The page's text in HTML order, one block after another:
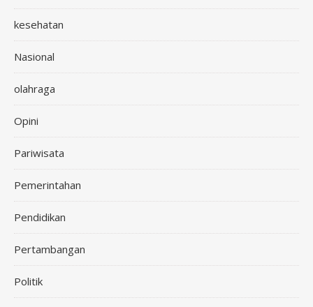
kesehatan
Nasional
olahraga
Opini
Pariwisata
Pemerintahan
Pendidikan
Pertambangan
Politik